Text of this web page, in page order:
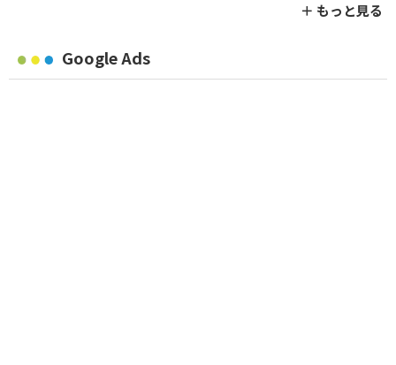
＋ もっと見る
Google Ads